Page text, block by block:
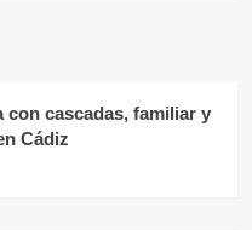
con cascadas, familiar y
Cádiz